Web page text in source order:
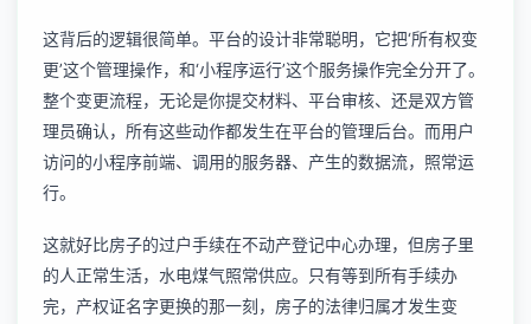
这背后的逻辑很简单。平台的设计非常聪明，它把‘所有权变
更’这个管理操作，和‘小程序运行’这个服务操作完全分开了。
整个变更流程，无论是你提交材料、平台审核、还是双方管
理员确认，所有这些动作都发生在平台的管理后台。而用户
访问的小程序前端、调用的服务器、产生的数据流，照常运
行。
这就好比房子的过户手续在不动产登记中心办理，但房子里
的人正常生活，水电煤气照常供应。只有等到所有手续办
完，产权证名字更换的那一刻，房子的法律归属才发生变